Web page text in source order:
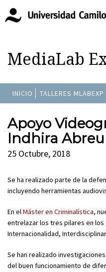
MediaLab
INICIO TALLERES MLABEXP
Apoyo
Indhira Abreu
25 Octubre, 2018
Se ha realizado parte de la
incluyendo herramientas
En elMáster en Criminalística,
entrelazar los tres pilares en los
Internacionalidad,
Se han realizado
del buen funcionamiento de